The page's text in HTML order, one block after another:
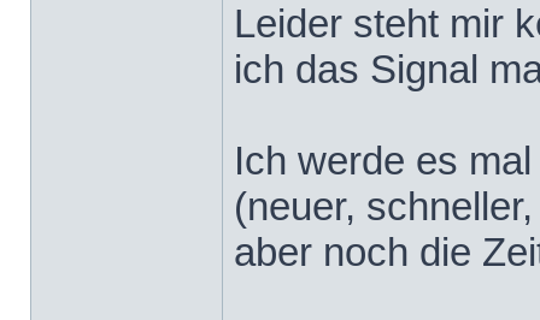
Leider steht mir
ich das Signal
Ich werde es
(neuer,
aber noch die